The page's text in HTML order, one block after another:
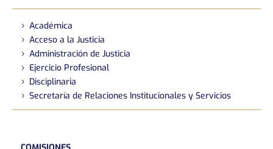
Académica
Acceso a la Justicia
Administración de Justicia
Ejercicio Profesional
Disciplinaria
Secretaría de Relaciones Institucionales y Servicios